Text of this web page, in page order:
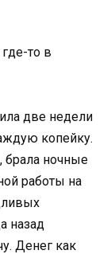
то в
две недели
копейку.
брала ночные
работы на
назад
Денег как